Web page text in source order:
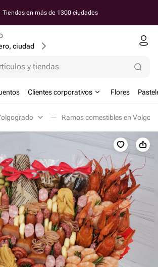
Tiendas en más de 1300 ciudades
ciudad
y tiendas
Clientes corporativos Flores
Ramos comestibles en